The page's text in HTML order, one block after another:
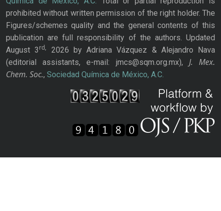
prohibited without written permission of the right holder. The
Figures/schemes quality and the general contents of this
publication are full responsibility of the authors. Updated
August 3rd,
2026 by Adriana Vázquez & Alejandro Nava
(editorial assistants, e-mail: jmcs@sqm.org.mx), J. Mex.
Chem. Soc., Sociedad Química de México, A.C.